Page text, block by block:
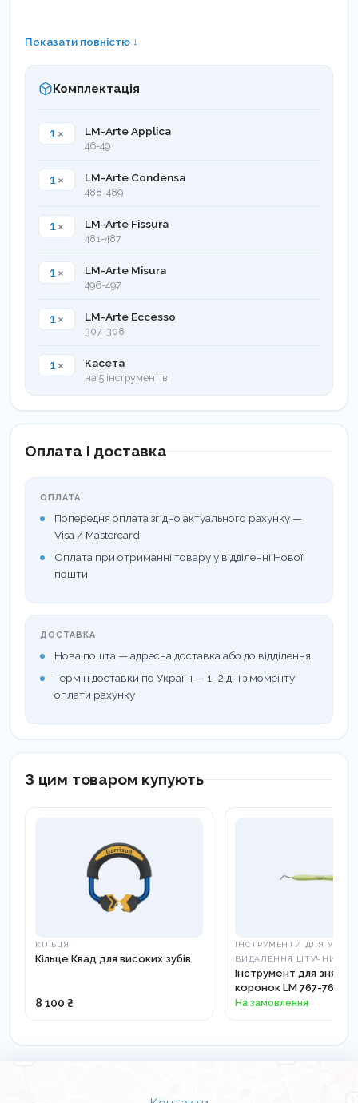
- LM-Arte™ Eccesso 307-308 XSI/ES
- Касета на 5 інструментів
Показати повністю ↓
Комплектація
1× LM-Arte Applica
46-49
1× LM-Arte Condensa
488-489
1× LM-Arte Fissura
481-487
1× LM-Arte Misura
496-497
1× LM-Arte Eccesso
307-308
1× Касета
на 5 інструментів
Оплата і доставка
ОПЛАТА
Попередня оплата згідно актуального рахунку —
Visa / Mastercard
Оплата при отриманні товару у відділенні Нової
пошти
ДОСТАВКА
Нова пошта — адресна доставка або до відділення
Термін доставки по Україні — 1–2 дні з моменту
оплати рахунку
З цим товаром купують
КІЛЬЦЯ
Кільце Квад для високих зубів
8 100 ₴
ІНСТРУМЕНТИ ДЛЯ
ВИДАЛЕННЯ ШТУЧНИХ
Інструмент для
коронок LM 767-768
На замовлення